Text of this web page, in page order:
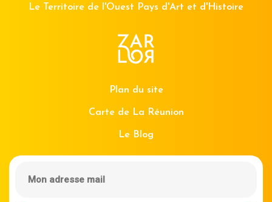
Le Territoire de l'Ouest Pays d'Art et d'Histoire
Plan du site
Carte de La Réunion
Le Blog